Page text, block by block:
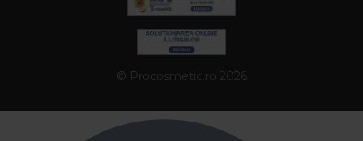
© Procosmetic.ro 2026